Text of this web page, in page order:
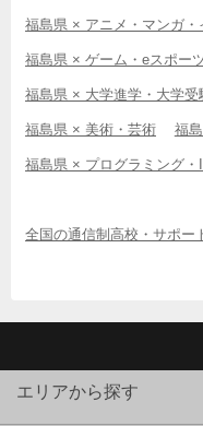
福島県 × アニメ・マンガ・
福島県 × ゲーム・eスポー
福島県 × 大学進学・大学受
福島県 × 美術・芸術 福
福島県 × プログラミング・
全国の通信制高校・サポー
エリアから探す